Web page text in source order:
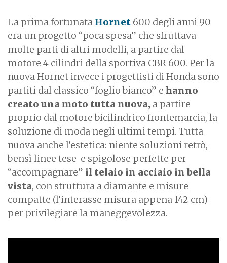
La prima fortunata Hornet 600 degli anni 90
era un progetto “poca spesa” che sfruttava
molte parti di altri modelli, a partire dal
motore 4 cilindri della sportiva CBR 600. Per la
nuova Hornet invece i progettisti di Honda sono
partiti dal classico “foglio bianco” e hanno
creato una moto tutta nuova, a partire
proprio dal motore bicilindrico frontemarcia, la
soluzione di moda negli ultimi tempi. Tutta
nuova anche l’estetica: niente soluzioni retrò,
bensì linee tese e spigolose perfette per
“accompagnare” il telaio in acciaio in bella
vista, con struttura a diamante e misure
compatte (l’interasse misura appena 142 cm)
per privilegiare la maneggevolezza.